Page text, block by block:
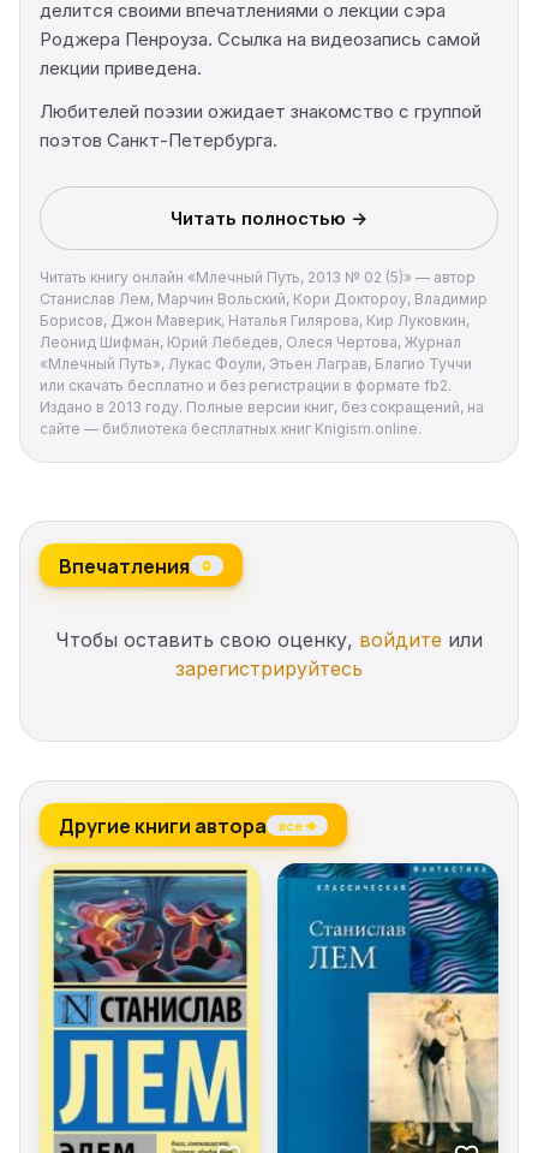
делится своими впечатлениями о лекции сэра
Роджера Пенроуза. Ссылка на видеозапись самой
лекции приведена.
Любителей поэзии ожидает знакомство с группой
поэтов Санкт-Петербурга.
Читать полностью →
Читать книгу онлайн «Млечный Путь, 2013 № 02 (5)» — автор
Станислав Лем, Марчин Вольский, Кори Доктороу, Владимир
Борисов, Джон Маверик, Наталья Гилярова, Кир Луковкин,
Леонид Шифман, Юрий Лебедев, Олеся Чертова, Журнал
«Млечный Путь», Лукас Фоули, Этьен Лаграв, Благио Туччи
или скачать бесплатно и без регистрации в формате fb2.
Издано в 2013 году. Полные версии книг, без сокращений, на
сайте — библиотека бесплатных книг Knigism.online.
Впечатления 0
Чтобы оставить свою оценку, войдите или
зарегистрируйтесь
Другие книги автора все →